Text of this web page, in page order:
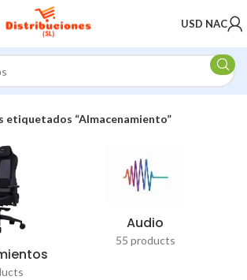
USD NAC
etiquetados “Almacenamiento”
Audio
55 products